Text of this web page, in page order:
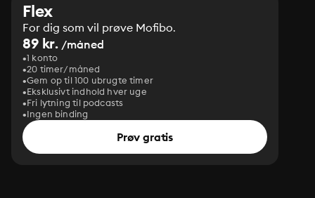
Flex
For dig som vil prøve Mofibo.
89 kr. /måned
1 konto
20 timer/måned
Gem op til 100 ubrugte timer
Eksklusivt indhold hver uge
Fri lytning til podcasts
Ingen binding
Prøv gratis